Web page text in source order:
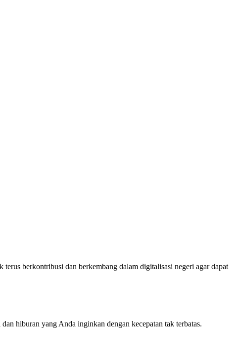
berkontribusi dan berkembang dalam digitalisasi negeri agar dapat
hiburan yang Anda inginkan dengan kecepatan tak terbatas.